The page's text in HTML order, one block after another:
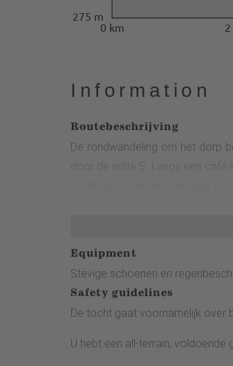
0 km
275 m
Information
Routebeschrijving
De rondwandeling om het dorp
door de witte S. Langs een
route gaat dan rechtdoor over
door het kleine dorp. Zodra je
bos. Volg het verharde bospad
en een speeltuin je uit om te
beklimming opent het bos zich
geven je de gelegenheid om
Equipment
Stevige schoenen en
Safety guidelines
De tocht gaat voornamelijk over
U hebt een all-terrain,